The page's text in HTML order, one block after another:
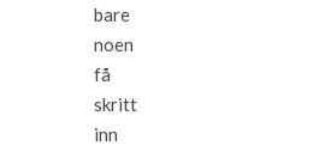
bare
noen
få
skritt
inn